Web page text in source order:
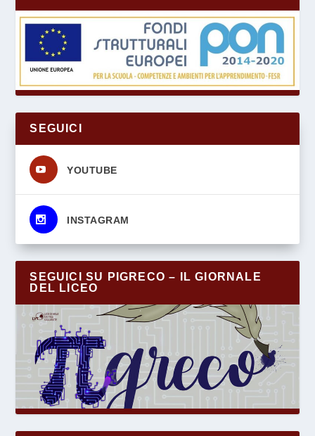
SEGUICI
YOUTUBE
INSTAGRAM
SEGUICI SU PIGRECO – IL GIORNALE
DEL LICEO